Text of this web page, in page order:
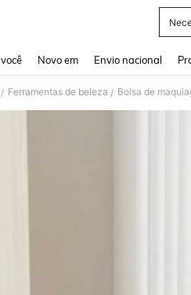
Novo em Envio nacional
/ Ferramentas de beleza / Bolsa de